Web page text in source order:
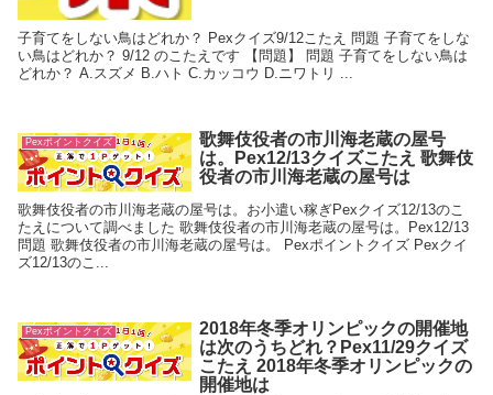
子育てをしない鳥はどれか？ Pexクイズ9/12こたえ 問題 子育てをしな
い鳥はどれか？ 9/12 のこたえです 【問題】 問題 子育てをしない鳥は
どれか？ A.スズメ B.ハト C.カッコウ D.ニワトリ ...
Pexポイントクイズ
歌舞伎役者の市川海老蔵の屋号
は。Pex12/13クイズこたえ 歌舞伎
役者の市川海老蔵の屋号は
歌舞伎役者の市川海老蔵の屋号は。お小遣い稼ぎPexクイズ12/13のこ
たえについて調べました 歌舞伎役者の市川海老蔵の屋号は。Pex12/13
問題 歌舞伎役者の市川海老蔵の屋号は。 Pexポイントクイズ Pexクイ
ズ12/13のこ...
Pexポイントクイズ
2018年冬季オリンピックの開催地
は次のうちどれ？Pex11/29クイズ
こたえ 2018年冬季オリンピックの
開催地は